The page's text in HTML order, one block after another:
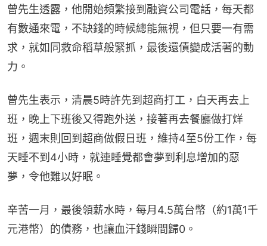
曾先生透露，他開始頻繁接到融資公司電話，每天都
有數通來電，不缺錢的時候總能無視，但只要一有需
求，就如同救命稻草般緊抓，最後還債變成活著的動
力。
曾先生表示，清晨5時許先到超商打工，白天再去上
班，晚上下班後又得跑外送，接著再去餐廳做打烊
班，週末則回到超商做假日班，維持4至5份工作，每
天睡不到4小時，就連睡覺都會夢到利息增加的惡
夢，令他難以好眠。
辛苦一月，最後領薪水時，每月4.5萬台幣（約1萬1千
元港幣）的債務，也讓血汗錢瞬間歸0。